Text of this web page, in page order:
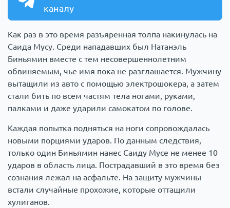
каналу
Как раз в это время разъяренная толпа накинулась на
Саида Мусу. Среди нападавших был Натанэль
Биньямин вместе с тем несовершеннолетним
обвиняемым, чье имя пока не разглашается. Мужчину
вытащили из авто с помощью электрошокера, а затем
стали бить по всем частям тела ногами, руками,
палками и даже ударили самокатом по голове.
Каждая попытка подняться на ноги сопровождалась
новыми порциями ударов. По данным следствия,
только один Биньямин нанес Саиду Мусе не менее 10
ударов в область лица. Пострадавший в это время без
сознания лежал на асфальте. На защиту мужчины
встали случайные прохожие, которые оттащили
хулиганов.